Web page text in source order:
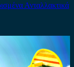
Ανταλλακτικά